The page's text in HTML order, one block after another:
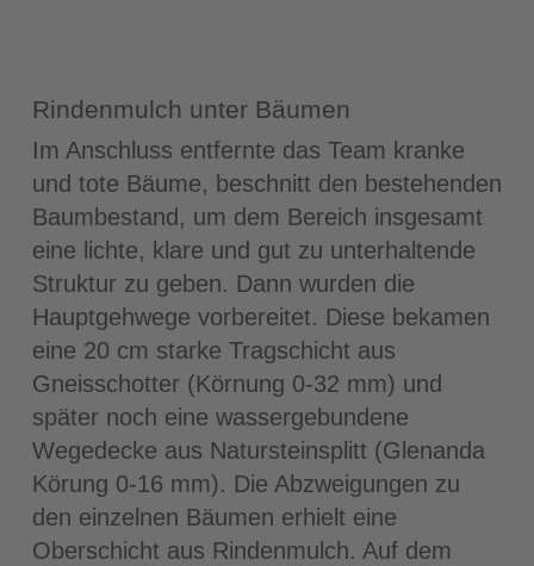
Rindenmulch unter Bäumen
Im Anschluss entfernte das Team kranke
und tote Bäume, beschnitt den bestehenden
Baumbestand, um dem Bereich insgesamt
eine lichte, klare und gut zu unterhaltende
Struktur zu geben. Dann wurden die
Hauptgehwege vorbereitet. Diese bekamen
eine 20 cm starke Tragschicht aus
Gneisschotter (Körnung 0-32 mm) und
später noch eine wassergebundene
Wegedecke aus Natursteinsplitt (Glenanda
Körung 0-16 mm). Die Abzweigungen zu
den einzelnen Bäumen erhielt eine
Oberschicht aus Rindenmulch. Auf dem